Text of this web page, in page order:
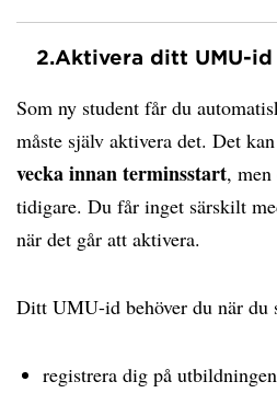
2.Aktivera ditt UMU-id
Som ny student får du
måste själv aktivera det. Det
vecka innan terminsstart,
tidigare. Du får inget särskilt
när det går att aktivera.
Ditt UMU-id behöver du när du
registrera dig på utbildningen